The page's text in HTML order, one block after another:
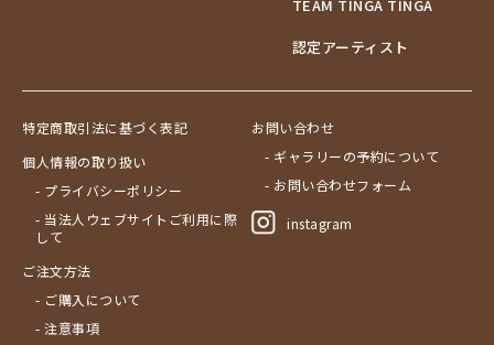
TEAM TINGA TINGA
認定アーティスト
特定商取引法に基づく表記
個人情報の取り扱い
- プライバシーポリシー
- 当法人ウェブサイトご利用に際
して
ご注文方法
- ご購入について
- 注意事項
お問い合わせ
- ギャラリーの予約について
- お問い合わせフォーム
instagram